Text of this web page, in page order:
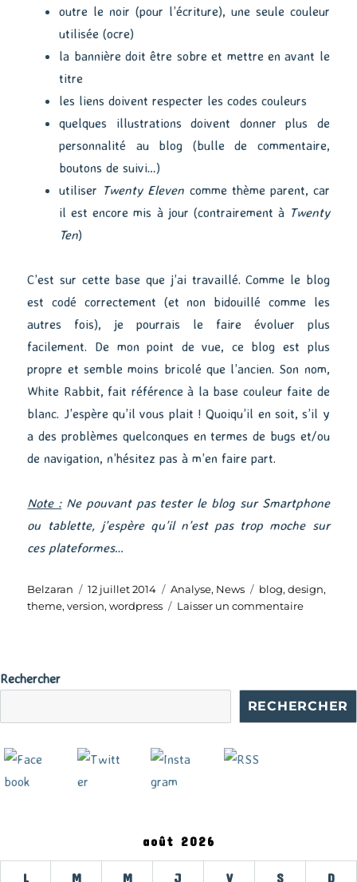
outre le noir (pour l’écriture), une seule couleur
utilisée (ocre)
la bannière doit être sobre et mettre en avant le
titre
les liens doivent respecter les codes couleurs
quelques illustrations doivent donner plus de
personnalité au blog (bulle de commentaire,
boutons de suivi…)
utiliser Twenty Eleven comme thème parent, car
il est encore mis à jour (contrairement à Twenty
Ten)
C’est sur cette base que j’ai travaillé. Comme le blog
est codé correctement (et non bidouillé comme les
autres fois), je pourrais le faire évoluer plus
facilement. De mon point de vue, ce blog est plus
propre et semble moins bricolé que l’ancien. Son nom,
White Rabbit, fait référence à la base couleur faite de
blanc. J’espère qu’il vous plait ! Quoiqu’il en soit, s’il y
a des problèmes quelconques en termes de bugs et/ou
de navigation, n’hésitez pas à m’en faire part.
Note :Ne pouvant pas tester le blog sur Smartphone
ou tablette, j’espère qu’il n’est pas trop moche sur
ces plateformes…
Auteur
Belzaran
Publié
le
12 juillet 2014 Catégories
Analyse, News Étiquettes
blog,design,
theme,version,wordpress Laisser un commentairesur
Rechercher
RECHERCHER
août 2026
L M M J V S D